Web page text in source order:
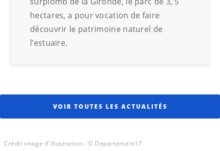
hectares, a pour vocation de faire
découvrir le patrimoine naturel de
l’estuaire.
VOIR TOUTES LES ACTUALITÉS
Crédit image d'illustration : © Departement17